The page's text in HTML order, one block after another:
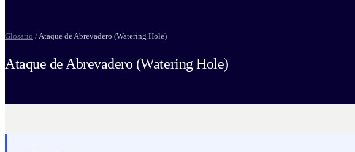
Glosario /Ataque de Abrevadero (Watering Hole)
Ataque de Abrevadero (Watering Hole)